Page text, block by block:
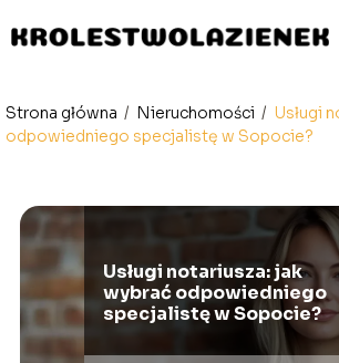
Strona główna / Nieruchomości / Usługi
odpowiedniego specjalistę w Sopocie?
Usługi notariusza: jak
wybrać odpowiedniego
specjalistę w Sopocie?